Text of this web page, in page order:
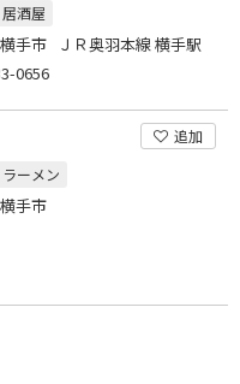
居酒屋
手市 ＪＲ奥羽本線 横手駅
0656
追加
ラーメン
手市